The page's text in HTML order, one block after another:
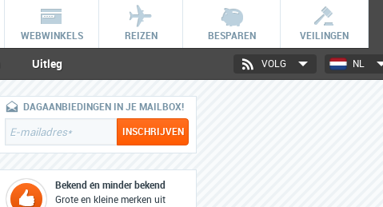
WEBWINKELS REIZEN BESPAREN VEILINGEN
Uitleg NL
VOLG
DAGAANBIEDINGEN IN JE MAILBOX!
Bekend én minder bekend
Grote en kleine merken uit